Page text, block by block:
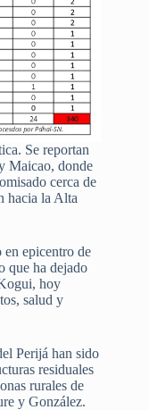
Se reportan
Maicao, donde
cerca de
hacia la Alta
epicentro de
que ha dejado
hoy
salud y
Perijá han sido
residuales
rurales de
y González.